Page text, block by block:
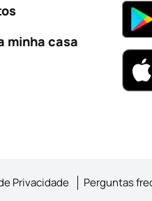
minha casa
Privacidade Perguntas